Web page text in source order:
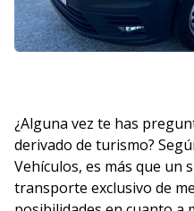
¿Alguna vez te has
derivado de turismo?
Vehículos, es más que un
transporte exclusivo de